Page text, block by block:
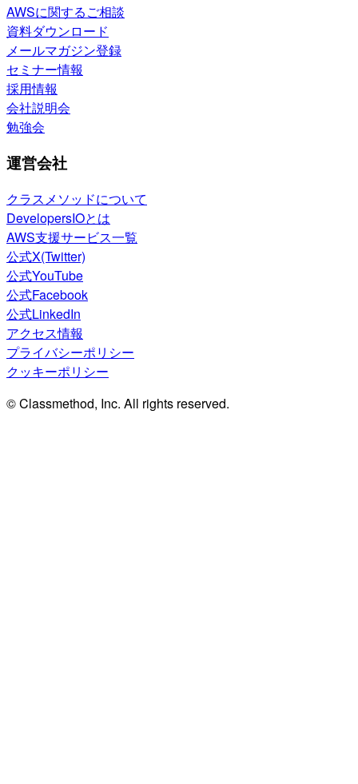
AWSに関するご相談
資料ダウンロード
メールマガジン登録
セミナー情報
採用情報
会社説明会
勉強会
運営会社
クラスメソッドについて
DevelopersIOとは
AWS支援サービス一覧
公式X(Twitter)
公式YouTube
公式Facebook
公式LinkedIn
アクセス情報
プライバシーポリシー
クッキーポリシー
© Classmethod, Inc. All rights reserved.